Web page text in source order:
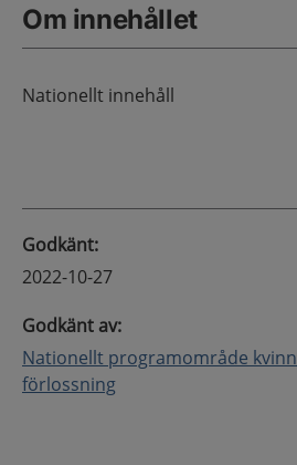
Om innehållet
Nationellt innehåll
Godkänt:
2022-10-27
Godkänt av:
Nationellt programområde
förlossning